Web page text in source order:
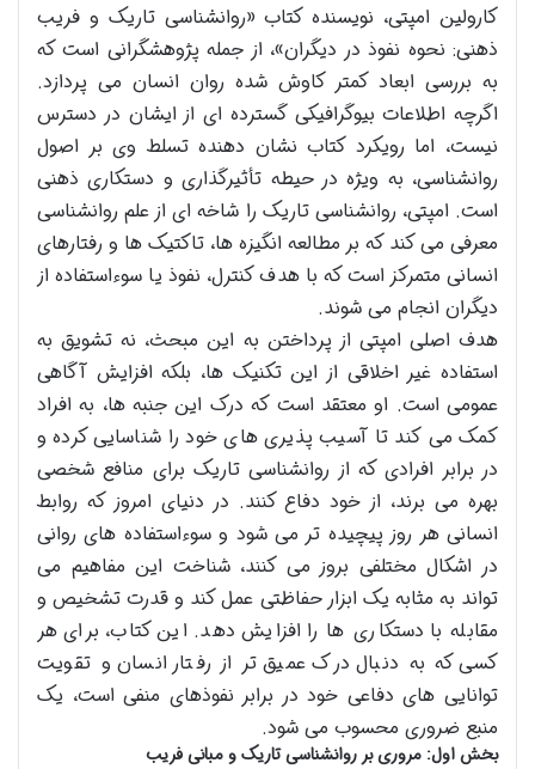
کارولین امپتی، نویسنده کتاب «روانشناسی تاریک و فریب
ذهنی: نحوه نفوذ در دیگران»، از جمله پژوهشگرانی است که
به بررسی ابعاد کمتر کاوش شده روان انسان می پردازد.
اگرچه اطلاعات بیوگرافیکی گسترده ای از ایشان در دسترس
نیست، اما رویکرد کتاب نشان دهنده تسلط وی بر اصول
روانشناسی، به ویژه در حیطه تأثیرگذاری و دستکاری ذهنی
است. امپتی، روانشناسی تاریک را شاخه ای از علم روانشناسی
معرفی می کند که بر مطالعه انگیزه ها، تاکتیک ها و رفتارهای
انسانی متمرکز است که با هدف کنترل، نفوذ یا سوءاستفاده از
دیگران انجام می شوند.
هدف اصلی امپتی از پرداختن به این مبحث، نه تشویق به
استفاده غیر اخلاقی از این تکنیک ها، بلکه افزایش آگاهی
عمومی است. او معتقد است که درک این جنبه ها، به افراد
کمک می کند تا آسیب پذیری های خود را شناسایی کرده و
در برابر افرادی که از روانشناسی تاریک برای منافع شخصی
بهره می برند، از خود دفاع کنند. در دنیای امروز که روابط
انسانی هر روز پیچیده تر می شود و سوءاستفاده های روانی
در اشکال مختلفی بروز می کنند، شناخت این مفاهیم می
تواند به مثابه یک ابزار حفاظتی عمل کند و قدرت تشخیص و
مقابله با دستکاری ها را افزایش دهد. این کتاب، برای هر
کسی که به دنبال درک عمیق تر از رفتار انسان و تقویت
توانایی های دفاعی خود در برابر نفوذهای منفی است، یک
منبع ضروری محسوب می شود.
بخش اول: مروری بر روانشناسی تاریک و مبانی فریب